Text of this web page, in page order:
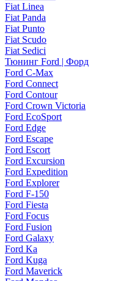
Fiat Linea
Fiat Panda
Fiat Punto
Fiat Scudo
Fiat Sedici
Тюнинг Ford | Форд
Ford C-Max
Ford Connect
Ford Contour
Ford Crown Victoria
Ford EcoSport
Ford Edge
Ford Escape
Ford Escort
Ford Excursion
Ford Expedition
Ford Explorer
Ford F-150
Ford Fiesta
Ford Focus
Ford Fusion
Ford Galaxy
Ford Ka
Ford Kuga
Ford Maverick